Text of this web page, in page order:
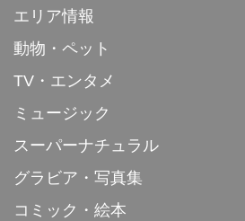
エリア情報
動物・ペット
TV・エンタメ
ミュージック
スーパーナチュラル
グラビア・写真集
コミック・絵本